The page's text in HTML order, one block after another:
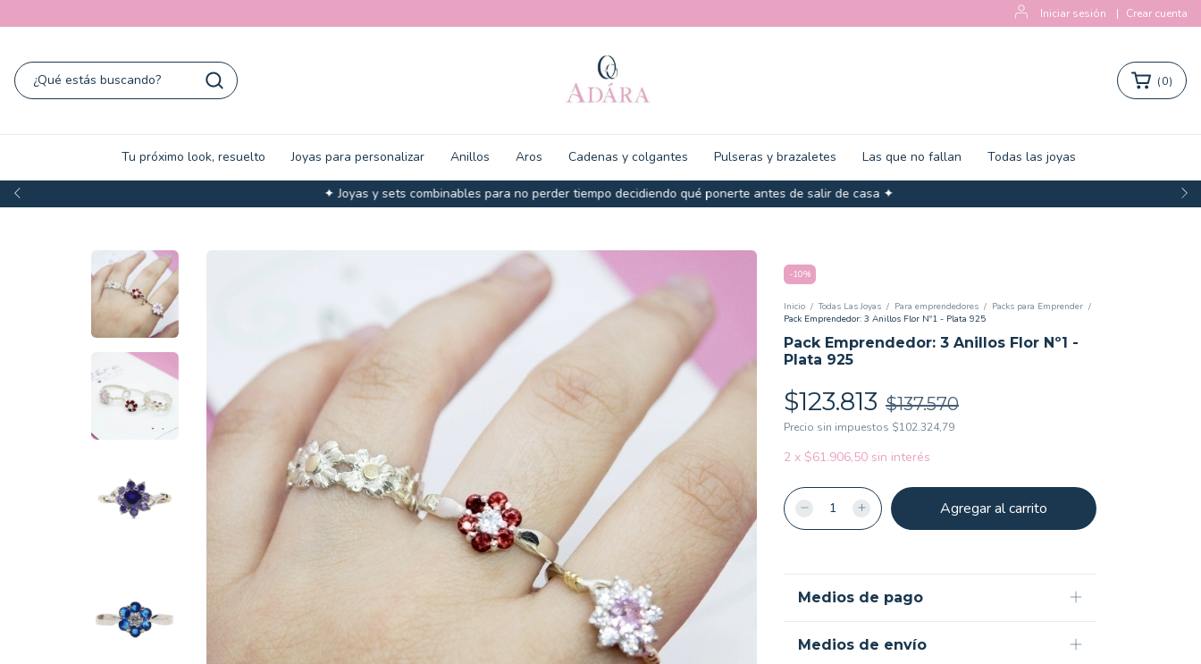
Iniciar sesión | Crear cuenta
✦ Joyas y sets combinables para no perder tiempo decidiendo qué ponerte antes de salir de casa ✦
(0)
Tu próximo look, resuelto Joyas para personalizar Anillos Aros Cadenas y colgantes Pulseras y brazaletes Las que no fallan Todas las joyas
-10%
Inicio / Todas Las Joyas / Para emprendedores / Packs para Emprender /
Pack Emprendedor: 3 Anillos Flor Nº1 - Plata 925
Pack Emprendedor: 3 Anillos Flor Nº1 -
Plata 925
$123.813 $137.570
Precio sin impuestos $102.324,79
2 x $61.906,50 sin interés
Medios de pago
Medios de envío